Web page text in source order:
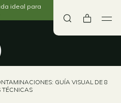
ideal para
GUÍA VISUAL DE 8
TÉCNICAS